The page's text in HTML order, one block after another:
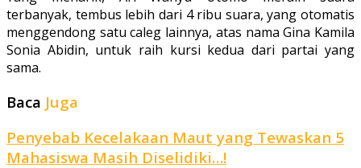
terbanyak, tembus lebih dari 4 ribu suara, yang otomatis
menggendong satu caleg lainnya, atas nama Gina Kamila
Sonia Abidin, untuk raih kursi kedua dari partai yang
sama.
Baca Juga
Penyebab Kecelakaan Maut yang Tewaskan 5
Mahasiswa Masih Diselidiki…!